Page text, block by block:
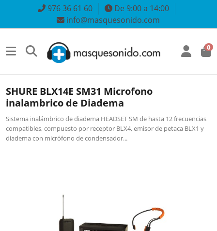
976 36 61 60
De 9:00 a 14:00
info@masquesonido.com
0
SHURE BLX14E SM31 Microfono
inalambrico de Diadema
Sistema inalámbrico de diadema HEADSET SM de hasta 12 frecuencias
compatibles, compuesto por receptor BLX4, emisor de petaca BLX1 y
diadema con micrófono de condensador...